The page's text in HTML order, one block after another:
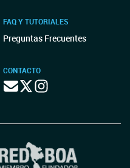
FAQ Y TUTORIALES
Preguntas Frecuentes
CONTACTO